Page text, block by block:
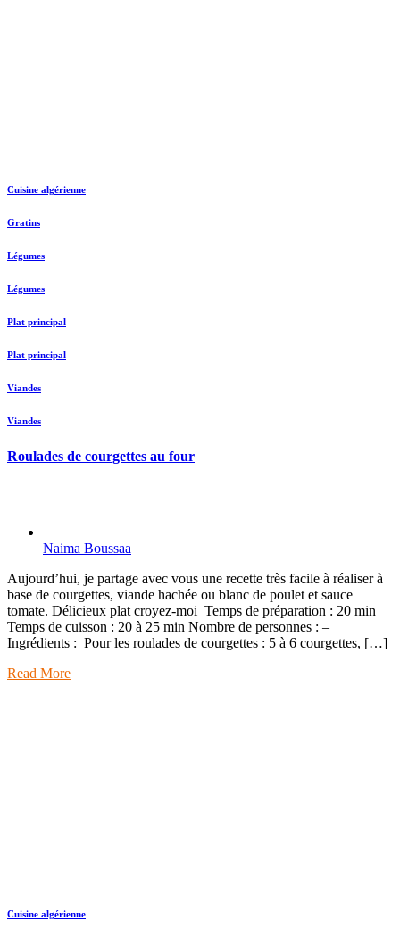
Cuisine algérienne
Gratins
Légumes
Légumes
Plat principal
Plat principal
Viandes
Viandes
Roulades de courgettes au four
Naima Boussaa
Aujourd’hui, je partage avec vous une recette très facile à réaliser à
base de courgettes, viande hachée ou blanc de poulet et sauce
tomate. Délicieux plat croyez-moi Temps de préparation : 20 min
Temps de cuisson : 20 à 25 min Nombre de personnes : –
Ingrédients : Pour les roulades de courgettes : 5 à 6 courgettes, […]
Read More
Cuisine algérienne